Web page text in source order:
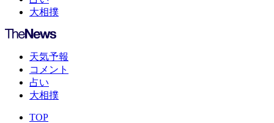
大相撲
天気予報
コメント
占い
大相撲
TOP